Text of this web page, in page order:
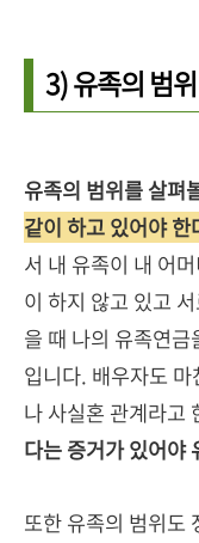
3) 유족의 범위
유족의 범위를 살펴
같이 하고 있어야 한
서 내 유족이 내 어
이 하지 않고 있고
을 때 나의 유족연
입니다. 배우자도
나 사실혼 관계라고
다는 증거가 있어야
또한 유족의 범위도